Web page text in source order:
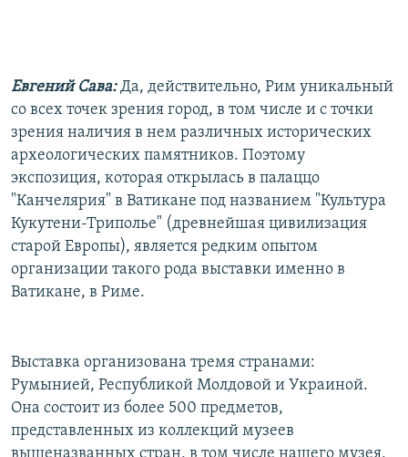
Евгений Сава:Да, действительно, Рим уникальный
со всех точек зрения город, в том числе и с точки
зрения наличия в нем различных исторических
археологических памятников. Поэтому
экспозиция, которая открылась в палаццо
"Канчелярия" в Ватикане под названием "Культура
Кукутени-Триполье" (древнейшая цивилизация
старой Европы), является редким опытом
организации такого рода выставки именно в
Ватикане, в Риме.
Выставка организована тремя странами:
Румынией, Республикой Молдовой и Украиной.
Она состоит из более 500 предметов,
представленных из коллекций музеев